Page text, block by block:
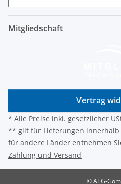
Mitgliedschaft
Vertrag
* Alle Preise inkl. gesetzlicher
** gilt für Lieferungen innerhalb
für andere Länder entnehmen
Zahlung und Versand
© ATG-